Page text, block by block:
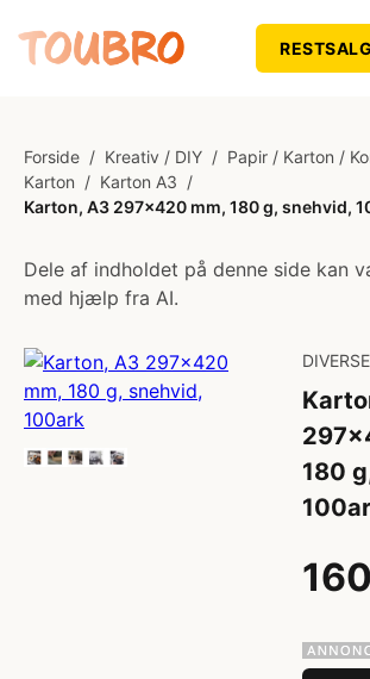
RESTSALG
Forside / Kreativ / DIY / Papir / Karton /
Karton / Karton A3 /
Karton, A3 297x420 mm, 180 g, snehvid,
Dele af indholdet på denne side kan
med hjælp fra AI.
DIVERSE
180